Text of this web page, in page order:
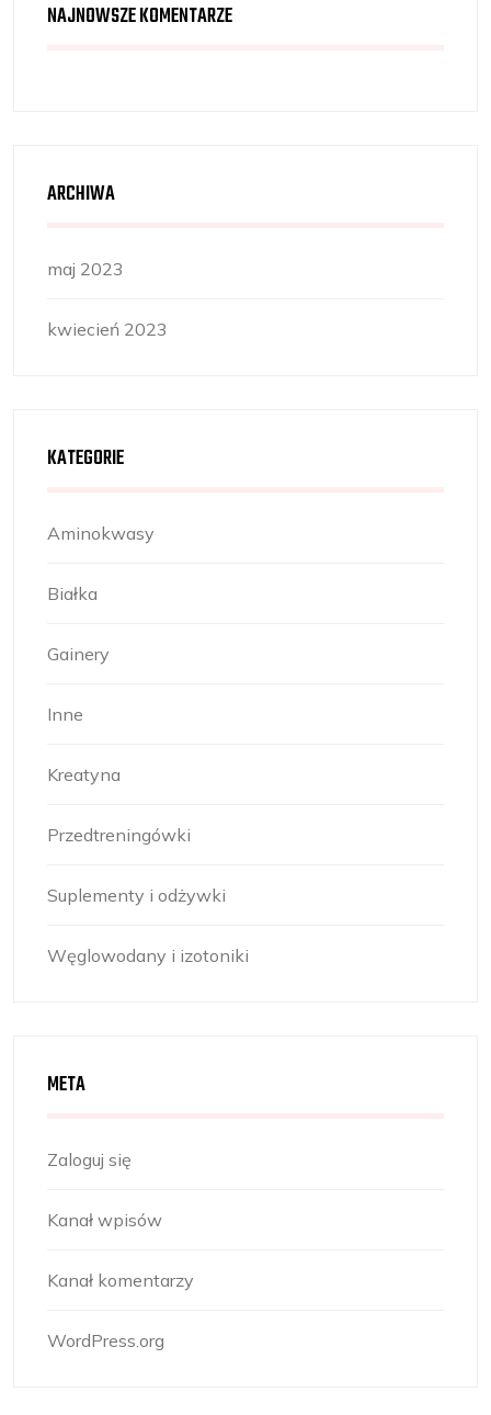
NAJNOWSZE KOMENTARZE
ARCHIWA
maj 2023
kwiecień 2023
KATEGORIE
Aminokwasy
Białka
Gainery
Inne
Kreatyna
Przedtreningówki
Suplementy i odżywki
Węglowodany i izotoniki
META
Zaloguj się
Kanał wpisów
Kanał komentarzy
WordPress.org